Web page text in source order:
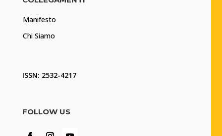
Manifesto
Chi Siamo
ISSN: 2532-4217
FOLLOW US